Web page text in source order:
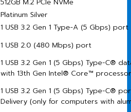
Platinum Silver
1 USB 3.2 Gen 1 Type-A (5 Gbps) port
1 USB 2.0 (480 Mbps) port
1 USB 3.2 Gen 1 (5 Gbps) Type-C®
with 13th Gen Intel® Core™
1 USB 3.2 Gen 1 (5 Gbps) Type-C®
Delivery (only for computers with